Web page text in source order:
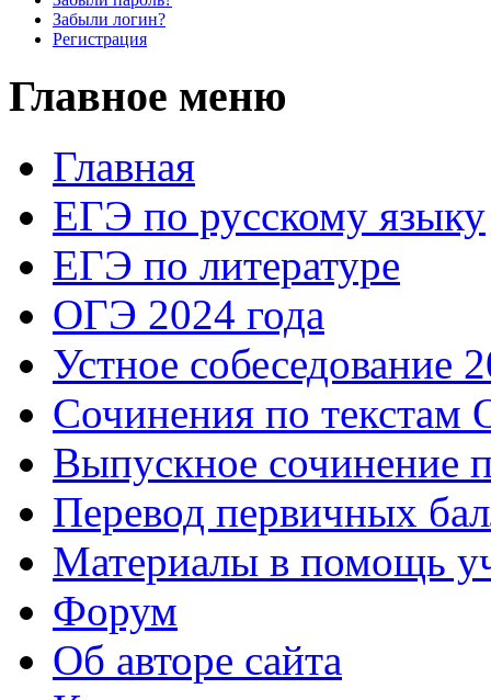
Забыли логин?
Регистрация
Главное меню
Главная
ЕГЭ по русскому языку
ЕГЭ по литературе
ОГЭ 2024 года
Устное собеседование
Сочинения по текстам
Выпускное сочинение
Перевод первичных
Материалы в помощь
Форум
Об авторе сайта